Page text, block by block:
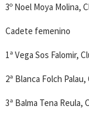
3º Noel Moya Molina,
Cadete femenino
1ª Vega Sos Falomir,
2ª Blanca Folch
3ª Balma Tena Reula,